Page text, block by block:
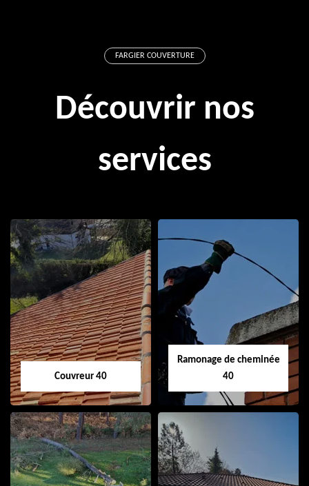
FARGIER COUVERTURE
Découvrir nos
services
Couvreur 40
Couvreur 40
Ramonage de cheminée
40
Ramonage de